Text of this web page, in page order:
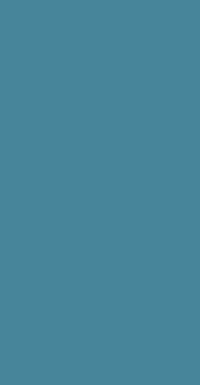
PRÉSENTATION DE
La Fondation Franco-Japonaise
fondation reconnue d’utilité
du Premier Ministre du 23 mars
organisme privé, sans but
français, qui a pour mission de «
relations culturelles et d’amitié
Ses ressources proviennent des
dotation initiale de trois
environ 20 millions d’euros à
France par la Fondation
Fondation de l’Industrie
Construction Navale). Des